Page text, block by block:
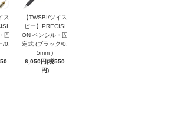
ス
固
/0.
【TWSBI/ツイス
ビー】PRECISI
ON ペンシル・固
定式 (ブラック/0.
5mm )
6,050円(税550
円)